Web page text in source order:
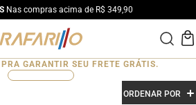
Nas compras acima de R$ 349,90
PRA GARANTIR SEU FRETE GRÁTIS.
0
ORDENAR POR